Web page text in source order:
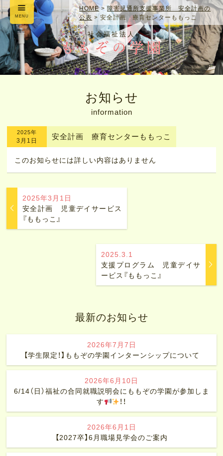
社会福祉法人
MENU
HOME>障害児通所支援事業所 安全計画の
公表 >安全計画 療育センターももっこ
お知らせ
information
2025年
3月1日 安全計画 療育センターももっこ
このお知らせには詳しい内容はありません
2025年3月1日
安全計画 児童デイサービス
『ももっこ』
2025.3.1
支援プログラム 児童デイサ
ービス『ももっこ』
最新のお知らせ
2026年7月7日
【学生限定！】ももぞの学園インターンシップについて
2026年6月10日
6/14（日）福祉の合同就職説明会にももぞの学園が参加しま
す
！！
2026年6月1日
【2027卒】6月職場見学会のご案内